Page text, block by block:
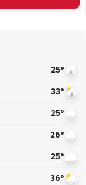
25°
33°
25°
26°
25°
36°